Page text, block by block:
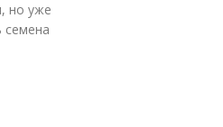
но уже
семена